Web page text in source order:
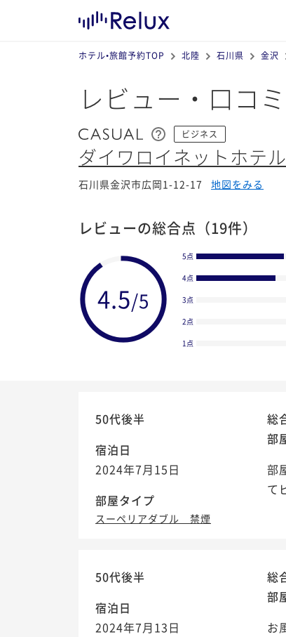
ホテル•旅館予約TOP 北陸 石川県 金沢
レビュー・口コミ
ビジネス
ダイワロイネットホテ
石川県金沢市広岡1-12-17 地図をみる
レビューの総合点 （19件）
5点
4点
3点
2点
1点
50代後半
宿泊日
2024年7月15日
部屋タイプ
スーペリアダブル 禁煙
総
部
部
て
50代後半
宿泊日
2024年7月13日
総
部
お